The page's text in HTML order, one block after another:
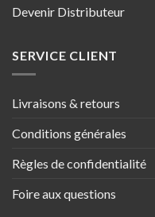
Devenir Distributeur
SERVICE CLIENT
Livraisons & retours
Conditions générales
Règles de confidentialité
Foire aux questions